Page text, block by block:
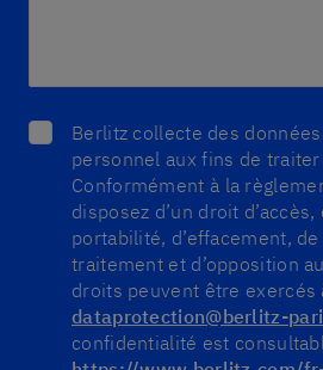
Berlitz collecte des
personnel aux fins de
Conformément à la
disposez d’un droit
portabilité, d’effacement,
traitement et d’opposition
droits peuvent être exercés
dataprotection@berlitz-
confidentialité est